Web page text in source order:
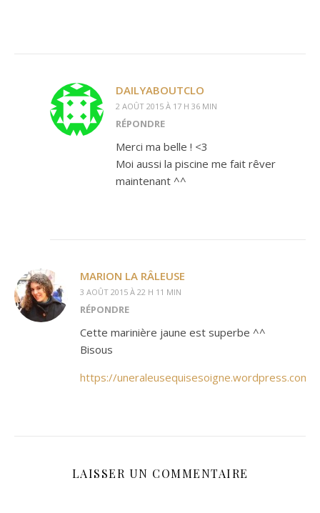
DAILYABOUTCLO
2 AOÛT 2015 À 17 H 36 MIN
RÉPONDRE
Merci ma belle ! <3
Moi aussi la piscine me fait rêver
maintenant ^^
MARION LA RÂLEUSE
3 AOÛT 2015 À 22 H 11 MIN
RÉPONDRE
Cette marinière jaune est superbe ^^
Bisous
https://uneraleusequisesoigne.wordpress.com/
LAISSER UN COMMENTAIRE